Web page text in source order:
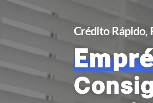
Crédito Rápido,